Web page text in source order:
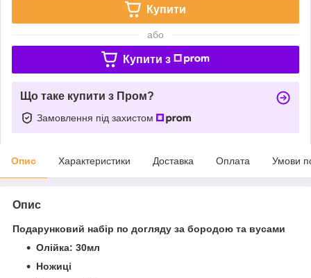
Купити
або
Купити з
Що таке купити з Пром?
Замовлення під захистом
Опис Характеристики Доставка Оплата Умови
Опис
Подарунковий набір по догляду за бородою та вусами
Олійка: 30мл
Ножиці